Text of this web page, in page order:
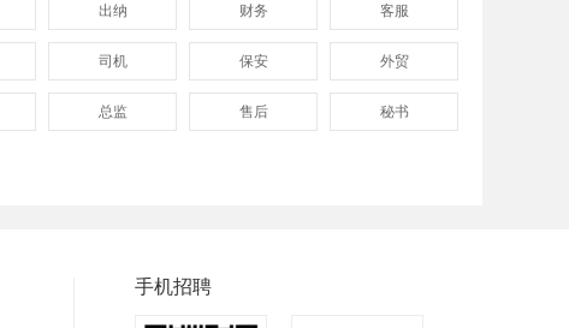
出纳 财务 客服
司机 保安 外贸
总监 售后 秘书
手机招聘